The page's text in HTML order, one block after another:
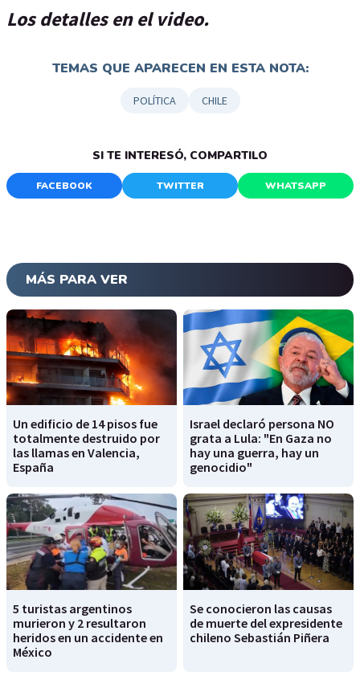
Los detalles en el video.
TEMAS QUE APARECEN EN ESTA NOTA:
POLÍTICA CHILE
SI TE INTERESÓ, COMPARTILO
FACEBOOK TWITTER WHATSAPP
MÁS PARA VER
Un edificio de 14 pisos fue
totalmente destruido por
las llamas en Valencia,
España
Israel declaró persona NO
grata a Lula: "En Gaza no
hay una guerra, hay un
genocidio"
5 turistas argentinos
murieron y 2 resultaron
heridos en un accidente en
México
Se conocieron las causas
de muerte del expresidente
chileno Sebastián Piñera